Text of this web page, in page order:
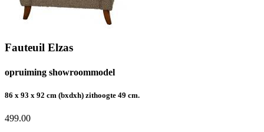
Fauteuil Elzas
opruiming showroommodel
86 x 93 x 92 cm (bxdxh) zithoogte 49 cm.
499.00